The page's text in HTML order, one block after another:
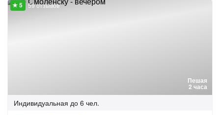
Пешая
2 часа
59 отзывов
Индивидуальная до 6 чел.